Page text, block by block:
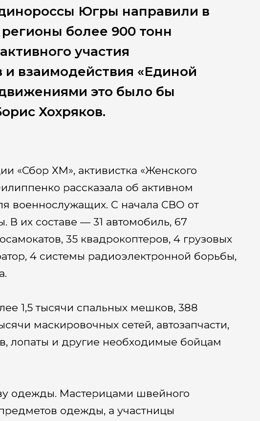
Югры направили в
более 900 тонн
участия
взаимодействия «Единой
это было бы
Хохряков.
«Сбор ХМ», активистка «Женского
рассказала об активном
военнослужащих. С начала СВО от
их составе — 31 автомобиль, 67
35 квадрокоптеров, 4 грузовых
4 системы радиоэлектронной борьбы,
1,5 тысячи спальных мешков, 388
маскировочных сетей, автозапчасти,
лопаты и другие необходимые бойцам
одежды. Мастерицами швейного
одежды, а участницы